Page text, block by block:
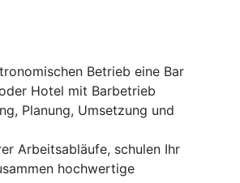
Betrieb eine Bar
Hotel mit Barbetrieb
Planung, Umsetzung und
Arbeitsabläufe, schulen Ihr
hochwertige